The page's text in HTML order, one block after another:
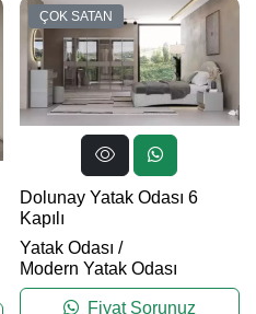
ÇOK SATAN
Dolunay Yatak Odası 6
Kapılı
Yatak Odası /
Modern Yatak Odası
Fiyat Sorunuz